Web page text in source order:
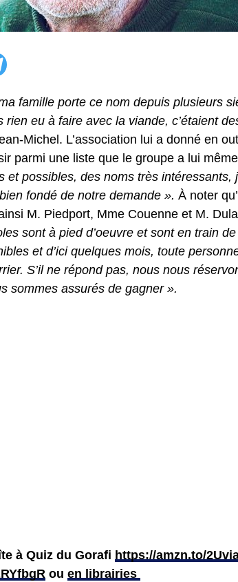
famille porte ce nom depuis plusieurs
rien eu à faire avec la viande, c’étaient
Michel. L’association lui a donné en
parmi une liste que le groupe a lui
et possibles, des noms très intéressants,
fondé de notre demande ». À noter
M. Piedport, Mme Couenne et M.
sont à pied d’oeuvre et sont en train
et d’ici quelques mois, toute
S’il ne répond pas, nous nous
sommes assurés de gagner ».
à Quiz du Gorafi https://amzn.to/
ou en librairies